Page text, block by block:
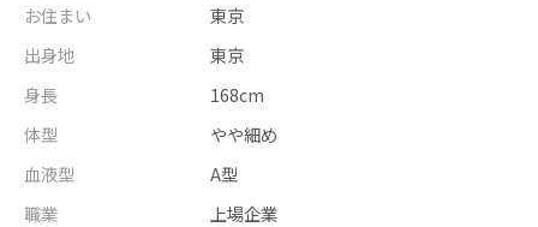
お住まい
東京
出身地
東京
身長
168cm
体型
やや細め
血液型
A型
職業
上場企業